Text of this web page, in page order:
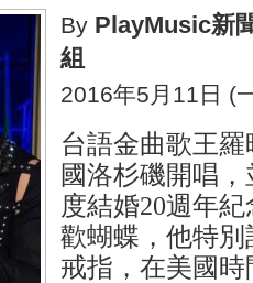
By PlayMusic新
組
2016年5月11日 (
台語金曲歌王
國洛杉磯開唱
度結婚20週年
歡蝴蝶，他特
戒指，在美國